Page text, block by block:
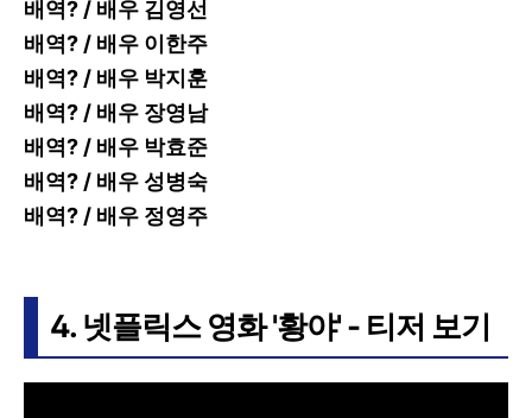
배역? / 배우 김영선
배역? / 배우 이한주
배역? / 배우 박지훈
배역? / 배우 장영남
배역? / 배우 박효준
배역? / 배우 성병숙
배역? / 배우 정영주
4. 넷플릭스 영화 '황야' - 티저 보기